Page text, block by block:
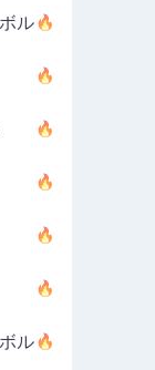
ル
ル